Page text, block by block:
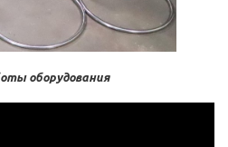
оборудования